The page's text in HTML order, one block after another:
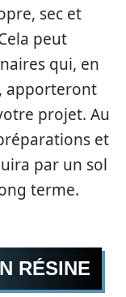
sec et
peut
qui, en
apporteront
projet. Au
et
par un sol
terme.
RÉSINE